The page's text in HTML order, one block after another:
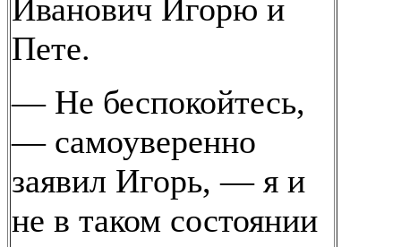
Иванович Игорю и
Пете.
— Не беспокойтесь,
— самоуверенно
заявил Игорь, — я и
не в таком состоянии